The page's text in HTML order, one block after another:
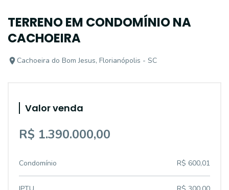
TERRENO EM CONDOMÍNIO NA
CACHOEIRA
Cachoeira do Bom Jesus, Florianópolis - SC
Valor venda
R$ 1.390.000,00
Condomínio R$ 600,01